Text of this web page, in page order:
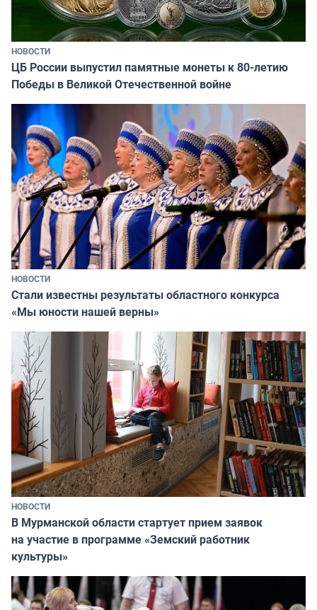
НОВОСТИ
ЦБ России выпустил памятные монеты к 80-летию
Победы в Великой Отечественной войне
НОВОСТИ
Стали известны результаты областного конкурса
«Мы юности нашей верны»
НОВОСТИ
В Мурманской области стартует прием заявок
на участие в программе «Земский работник
культуры»